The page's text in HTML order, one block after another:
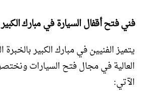
فني فتح أقفال السيارة في مبارك الكبير
يتميز الفنيين في مبارك الكبير بالخبرة
العالية في مجال فتح السيارات
الآتي: